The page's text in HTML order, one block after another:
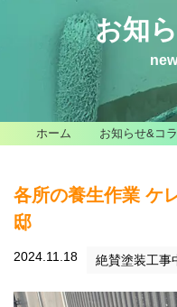
お知
ホーム お知らせ&コ
各所の養生作業 ケ
邸
2024.11.18 絶賛塗装工事